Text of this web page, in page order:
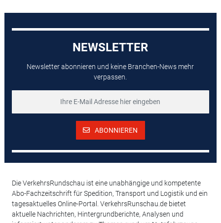
NEWSLETTER
Newsletter abonnieren und keine Branchen-News mehr
verpassen.
ABONNIEREN
Die VerkehrsRundschau ist eine unabhängige und kompetente
Abo-Fachzeitschrift für Spedition, Transport und Logistik und ein
tagesaktuelles Online-Portal. VerkehrsRunschau.de bietet
aktuelle Nachrichten, Hintergrundberichte, Analysen und